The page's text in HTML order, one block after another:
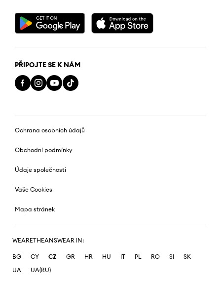
PŘIPOJTE SE K NÁM
Ochrana osobních údajů
Obchodní podmínky
Údaje společnosti
Vaše Cookies
Mapa stránek
WEARETHEANSWEAR IN:
BG CY CZ GR HR HU IT PL RO SI
SK
UA
UA(RU)